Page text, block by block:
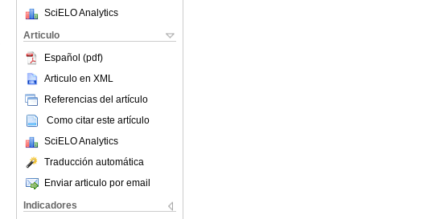
SciELO Analytics
Articulo
Español (pdf)
Articulo en XML
Referencias del artículo
Como citar este artículo
SciELO Analytics
Traducción automática
Enviar articulo por email
Indicadores